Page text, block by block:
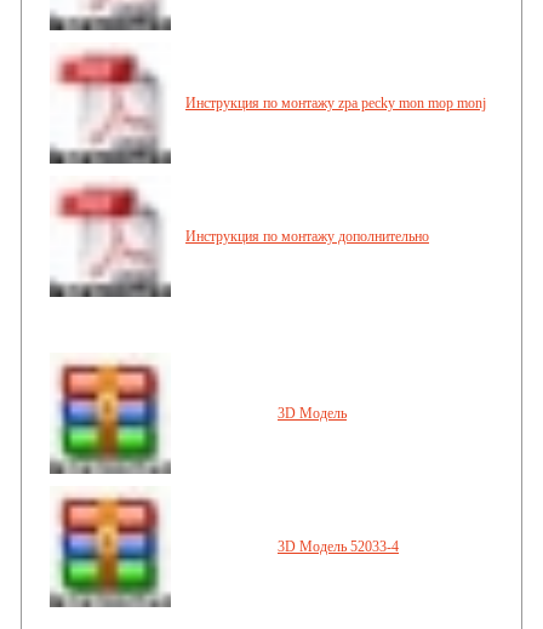
Инструкция по монтажу zpa pecky mon mop monj
Инструкция по монтажу дополнительно
3D Mодель
3D Mодель 52033-4